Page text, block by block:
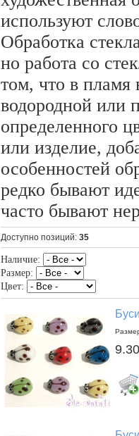
используют
Обработка
но работа со
том, что в пламя
водородной или
определенного
или изделие,
особенностей
редко бывают
часто бывают
Доступно позиций: 35
Наличие:
Размер:
Цвет: